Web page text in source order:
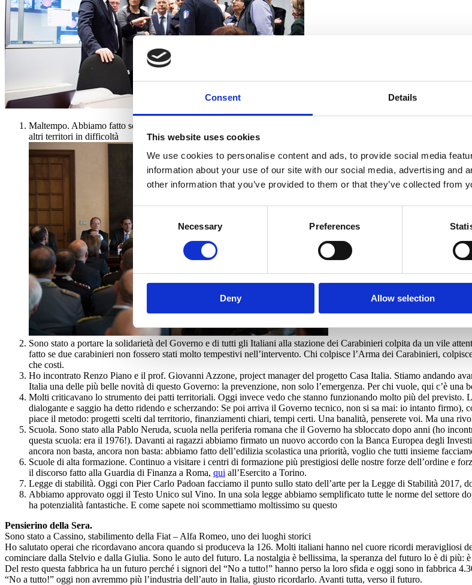
Consent Details
This website uses cookies
We use cookies to personalise content and ads, to provide social media
information about your use of our site with our social media, advertising and
other information that you’ve provided to them or that they’ve collected from
Selection
Necessary Preferences
Deny Allow selection
Maltempo. Abbiamo fatto sentire la nostra vicinanza alle popolazioni colpite sia in Piemonte che in Liguria. Il
altri territori in difficoltà
Sono stato a portare la solidarietà del Governo e di tutti gli Italiani alla stazione dei Carabinieri colpita da un vile
fatto se due carabinieri non fossero stati molto tempestivi nell’intervento. Chi colpisce l’Arma dei Carabinieri,
che costi.
Ho incontrato Renzo Piano e il prof. Giovanni Azzone, project manager del progetto Casa Italia. Stiamo andando
Italia una delle più belle novità di questo Governo: la prevenzione, non solo l’emergenza. Per chi vuole, qui c’è una
Molti criticavano lo strumento dei patti territoriali. Oggi invece vedo che stanno funzionando molto più del
dialogante e saggio ha detto ridendo e scherzando: Se poi arriva il Governo tecnico, non si sa mai: io intanto
piace il metodo: progetti scelti dal territorio, finanziamenti chiari, tempi certi. Una banalità, penserete voi. Ma una
Scuola. Sono stato alla Pablo Neruda, scuola nella periferia romana che il Governo ha sbloccato dopo anni (ho
questa scuola: era il 1976!). Davanti ai ragazzi abbiamo firmato un nuovo accordo con la Banca Europea degli
ancora non basta, ancora non basta: abbiamo fatto dell’edilizia scolastica una priorità, voglio che tutti insieme
Scuole di alta formazione. Continuo a visitare i centri di formazione più prestigiosi delle nostre forze dell’ordine e
il discorso fatto alla Guardia di Finanza a Roma, qui all’Esercito a Torino.
Legge di stabilità. Oggi con Pier Carlo Padoan facciamo il punto sullo stato dell’arte per la Legge di Stabilità 2017,
Abbiamo approvato oggi il Testo Unico sul Vino. In una sola legge abbiamo semplificato tutte le norme del settore
ha potenzialità fantastiche. E come sapete noi scommettiamo moltissimo su questo
Pensierino della Sera.
Sono stato a Cassino, stabilimento della Fiat – Alfa Romeo, uno dei luoghi storici
Ho salutato operai che ricordavano ancora quando si produceva la 126. Molti italiani hanno nel cuore ricordi meravigliosi
cominciare dalla Stelvio e dalla Giulia. Sono le auto del futuro. La nostalgia è bellissima, la speranza del futuro lo è di più:
Del resto questa fabbrica ha un futuro perché i signori del “No a tutto!” hanno perso la loro sfida e oggi sono in fabbrica
“No a tutto!” oggi non avremmo più l’industria dell’auto in Italia, giusto ricordarlo. Avanti tutta, verso il futuro.